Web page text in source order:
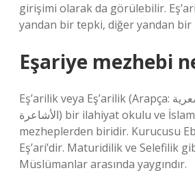
girişimi olarak da görülebilir.
yandan bir tepki, diğer yandan bir
Eşariye mezhebi
Eş’arilik veya Eş’arilik (Arapça: الأشعرية, çoğul
الأشاعرة) bir ilahiyat okulu ve İslam içindeki Sünni
mezheplerden biridir. Kurucusu
Eş’ari’dir. Maturidilik ve Selefilik
Müslümanlar arasında yaygındır.